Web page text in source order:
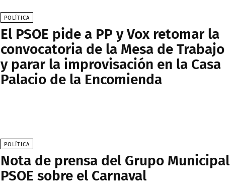
POLÍTICA
El PSOE pide a PP y Vox retomar la
convocatoria de la Mesa de Trabajo
y parar la improvisación en la Casa
Palacio de la Encomienda
POLÍTICA
Nota de prensa del Grupo Municipal
PSOE sobre el Carnaval